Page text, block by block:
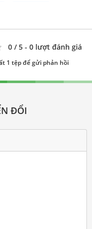
0 / 5 - 0 lượt đánh giá
1 tệp để gửi phản hồi
ĐỔI